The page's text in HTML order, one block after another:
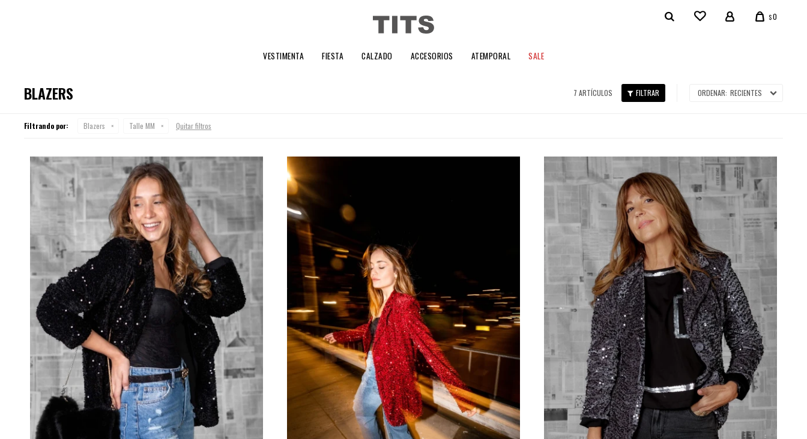
VESTIMENTA FIESTA CALZADO ACCESORIOS ATEMPORAL SALE
$0
BLAZERS 7 ARTÍCULOS RECIENTES
Filtrando por: Blazers Talle MM Quitar filtros